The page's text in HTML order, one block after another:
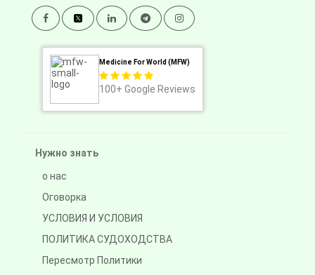
Medicine For World (MFW)
100+ Google Reviews
Нужно знать
о нас
Оговорка
УСЛОВИЯ И УСЛОВИЯ
ПОЛИТИКА СУДОХОДСТВА
Пересмотр Политики